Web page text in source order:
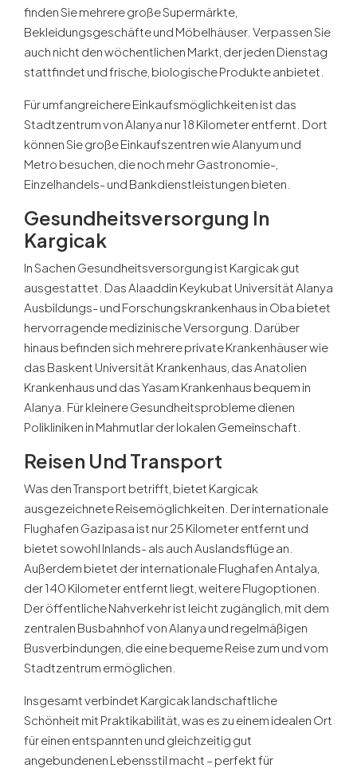
finden Sie mehrere große Supermärkte,
Bekleidungsgeschäfte und Möbelhäuser. Verpassen Sie
auch nicht den wöchentlichen Markt, der jeden Dienstag
stattfindet und frische, biologische Produkte anbietet.
Für umfangreichere Einkaufsmöglichkeiten ist das
Stadtzentrum von Alanya nur 18 Kilometer entfernt. Dort
können Sie große Einkaufszentren wie Alanyum und
Metro besuchen, die noch mehr Gastronomie-,
Einzelhandels- und Bankdienstleistungen bieten.
Gesundheitsversorgung In
Kargicak
In Sachen Gesundheitsversorgung ist Kargicak gut
ausgestattet. Das Alaaddin Keykubat Universität Alanya
Ausbildungs- und Forschungskrankenhaus in Oba bietet
hervorragende medizinische Versorgung. Darüber
hinaus befinden sich mehrere private Krankenhäuser wie
das Baskent Universität Krankenhaus, das Anatolien
Krankenhaus und das Yasam Krankenhaus bequem in
Alanya. Für kleinere Gesundheitsprobleme dienen
Polikliniken in Mahmutlar der lokalen Gemeinschaft.
Reisen Und Transport
Was den Transport betrifft, bietet Kargicak
ausgezeichnete Reisemöglichkeiten. Der internationale
Flughafen Gazipasa ist nur 25 Kilometer entfernt und
bietet sowohl Inlands- als auch Auslandsflüge an.
Außerdem bietet der internationale Flughafen Antalya,
der 140 Kilometer entfernt liegt, weitere Flugoptionen.
Der öffentliche Nahverkehr ist leicht zugänglich, mit dem
zentralen Busbahnhof von Alanya und regelmäßigen
Busverbindungen, die eine bequeme Reise zum und vom
Stadtzentrum ermöglichen.
Insgesamt verbindet Kargicak landschaftliche
Schönheit mit Praktikabilität, was es zu einem idealen Ort
für einen entspannten und gleichzeitig gut
angebundenen Lebensstil macht – perfekt für